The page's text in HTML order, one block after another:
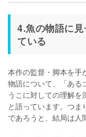
4.魚の物語に
ている
本作の監督・脚本を手
物語について、「ある
うこに対しての理解を
と語っています。つま
であろうと、結局は人